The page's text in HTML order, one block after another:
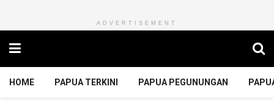
ADVERTISEMENT
HOME PAPUA TERKINI PAPUA PEGUNUNGAN